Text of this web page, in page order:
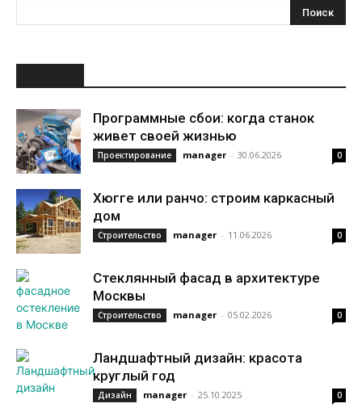
Программные сбои: когда станок
живет своей жизнью
Проектирование manager - 30.06.2026 0
Хюгге или ранчо: строим каркасный
дом
Строительство manager - 11.06.2026 0
Стеклянный фасад в архитектуре
Москвы
Строительство manager - 05.02.2026 0
Ландшафтный дизайн: красота
круглый год
Дизайн manager - 25.10.2025 0